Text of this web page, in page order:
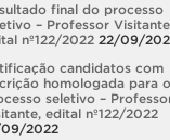
final do processo
– Professor
nº122/2022 22/09/
candidatos com
homologada para o
seletivo –
edital nº122/2022
09/2022